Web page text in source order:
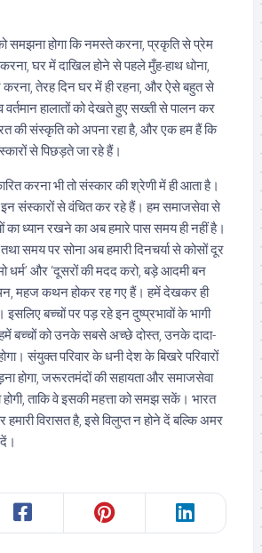
समझना होगा कि नमस्ते करना, प्रकृति से प्रेम
घर में दाखिल होने से पहले मुँह-हाथ धोना,
करना, तेरह दिन घर में ही रहना, और ऐसे बहुत से
वर्तमान हालातों को देखते हुए सख्ती से पालन कर
की संस्कृति को अपना रहा है, और एक हम हैं कि
से पिछड़ते जा रहे हैं।
करना भी तो संस्कार की श्रेणी में ही आता है।
इन संस्कारों से वंचित कर रहे हैं। हम समाजसेवा से
का ध्यान रखने का अब हमारे पास समय ही नहीं है।
समय पर सोना अब हमारी दिनचर्या से कोसों दूर
धर्म’ और ‘दूसरों की मदद करो, बड़े आदमी बन
महज कथन होकर रह गए हैं। हमें देखकर ही
बच्चों पर पड़ रहे इन दुष्प्रभावों के भागी
बच्चों को उनके सबसे अच्छे दोस्त, उनके दादा-
संयुक्त परिवार के धनी देश के बिखरे परिवारों
होगा, जरूरतमंदों की सहायता और समाजसेवा
होगी, ताकि वे इसकी महत्ता को समझ सकें। भारत
विरासत है, इसे विलुप्त न होने दें बल्कि अमर